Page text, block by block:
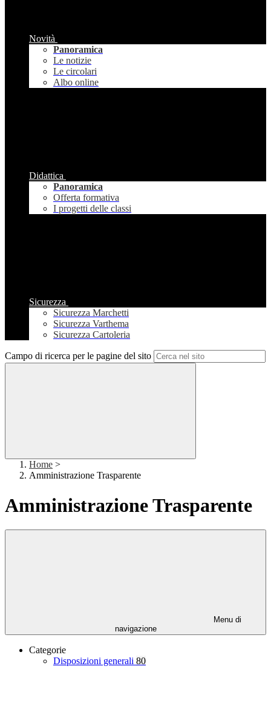
Novità
Panoramica
Le notizie
Le circolari
Albo online
Didattica
Panoramica
Offerta formativa
I progetti delle classi
Sicurezza
Sicurezza Marchetti
Sicurezza Varthema
Sicurezza Cartoleria
Campo di ricerca per le pagine del sito
Home >
Amministrazione Trasparente
Amministrazione Trasparente
Menu di
navigazione
Categorie
Disposizioni generali 80